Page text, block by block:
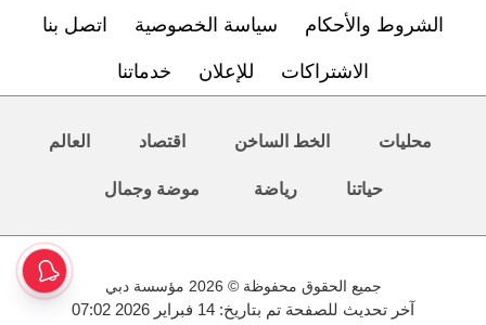
الشروط والأحكام سياسة الخصوصية اتصل بنا
الاشتراكات للإعلان خدماتنا
محليات الخط الساخن اقتصاد العالم
حياتنا رياضة موضة وجمال
جميع الحقوق محفوظة © 2026 مؤسسة دبي
آخر تحديث للصفحة تم بتاريخ: 14 فبراير 2026 07:02